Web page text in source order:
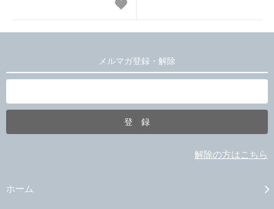
メルマガ登録・解除
解除の方はこちら
ホーム